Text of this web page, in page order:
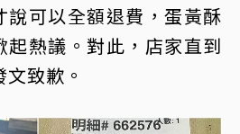
說可以全額退費，蛋黃酥
熱議。對此，店家直到
致歉。